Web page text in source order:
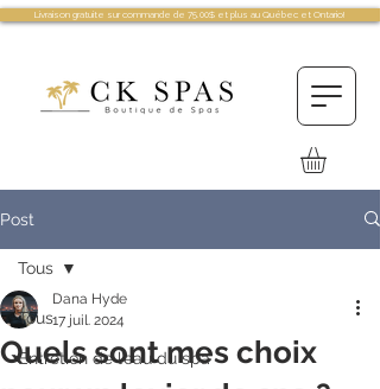
Livraison gratuite sur commande de 75.00$ et plus au Québec et Ontario!
Post
Tous
Entretien de l’eau du spa
Tous
Quels sont mes choix
Dana Hyde
17 juil. 2024